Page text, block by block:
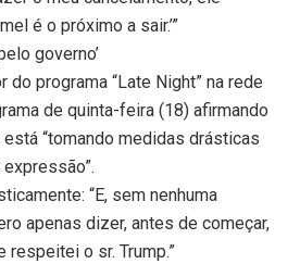
é o próximo a sair.’”
governo’
do programa “Late Night” na rede
de quinta-feira (18) afirmando
“tomando medidas drásticas
“E, sem nenhuma
apenas dizer, antes de começar,
o sr. Trump.”